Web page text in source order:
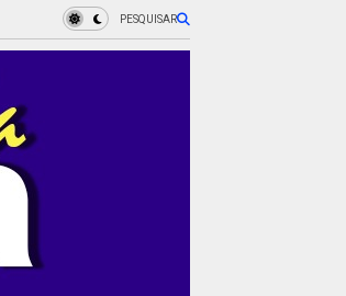
PESQUISAR